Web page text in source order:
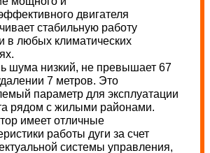
двигателя
стабильную работу
в любых климатических
шума низкий, не превышает 67
7 метров. Это
параметр для эксплуатации
рядом с жилыми районами.
имеет отличные
работы дуги за счет
системы управления,